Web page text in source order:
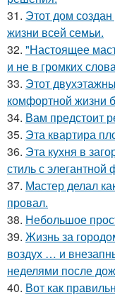
31. Этот дом
жизни всей семьи.
32. "Настоящее
и не в громких
33. Этот
комфортной жизни
34. Вам предстоит
35. Эта квартира
36. Эта кухня в
стиль с элегантной
37. Мастер делал
провал.
38. Небольшое
39. Жизнь за
воздух … и
неделями после
40. Вот как